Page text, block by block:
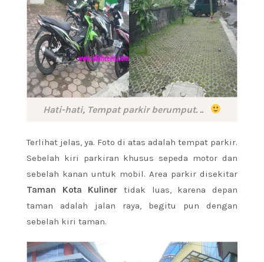
Hati-hati, Tempat parkir berumput. ..
Terlihat jelas, ya. Foto di atas adalah tempat parkir.
Sebelah kiri parkiran khusus sepeda motor dan
sebelah kanan untuk mobil. Area parkir disekitar
Taman Kota Kuliner tidak luas, karena depan
taman adalah jalan raya, begitu pun dengan
sebelah kiri taman.